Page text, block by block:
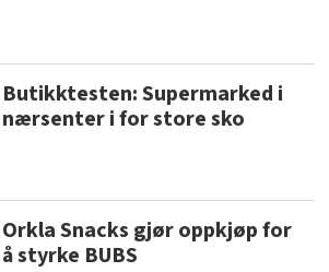
Butikktesten: Supermarked i
nærsenter i for store sko
Orkla Snacks gjør oppkjøp for
å styrke BUBS